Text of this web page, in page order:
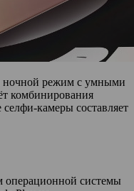
ночной режим с умными
комбинирования
камеры составляет
операционной системы